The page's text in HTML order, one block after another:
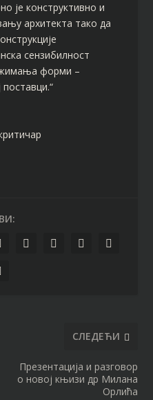
је конструктивно и
архитекта тако да
сензибилност
форми –
СЛЕДЕЋИ
Презентација и разговор
о новој књизи др Милана
Орлића